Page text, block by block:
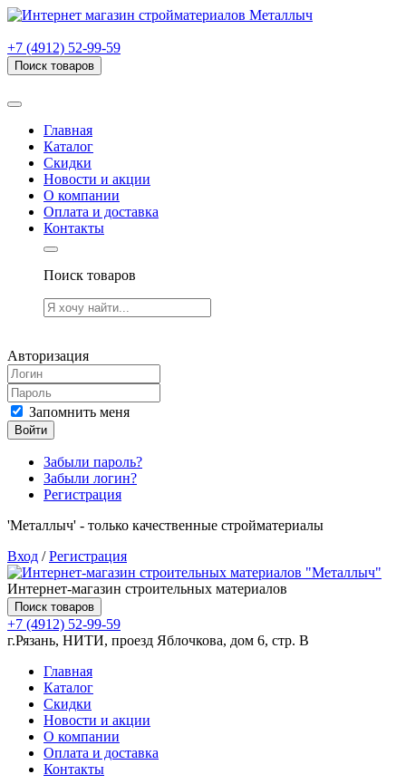
+7 (4912) 52-99-59
Поиск товаров
Главная
Каталог
Скидки
Новости и акции
О компании
Оплата и доставка
Контакты
Поиск товаров
Авторизация
Запомнить меня
Войти
Забыли пароль?
Забыли логин?
Регистрация
'Металлыч' - только качественные стройматериалы
Вход /Регистрация
Интернет-магазин строительных материалов
Поиск товаров
+7 (4912) 52-99-59
г.Рязань, НИТИ, проезд Яблочкова, дом 6, стр. В
Главная
Каталог
Скидки
Новости и акции
О компании
Оплата и доставка
Контакты